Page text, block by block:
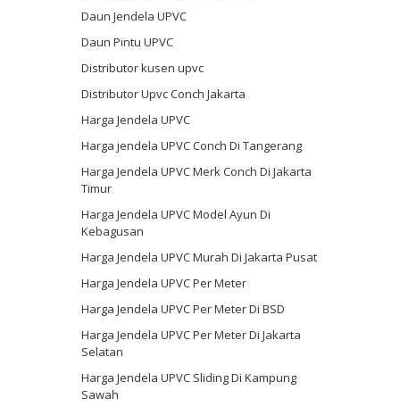
Daun Jendela UPVC
Daun Pintu UPVC
Distributor kusen upvc
Distributor Upvc Conch Jakarta
Harga Jendela UPVC
Harga jendela UPVC Conch Di Tangerang
Harga Jendela UPVC Merk Conch Di Jakarta
Timur
Harga Jendela UPVC Model Ayun Di
Kebagusan
Harga Jendela UPVC Murah Di Jakarta Pusat
Harga Jendela UPVC Per Meter
Harga Jendela UPVC Per Meter Di BSD
Harga Jendela UPVC Per Meter Di Jakarta
Selatan
Harga Jendela UPVC Sliding Di Kampung
Sawah